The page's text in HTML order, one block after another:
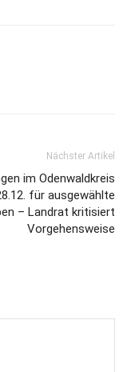
Nächster Artikel
im Odenwaldkreis
für ausgewählte
– Landrat kritisiert
Vorgehensweise